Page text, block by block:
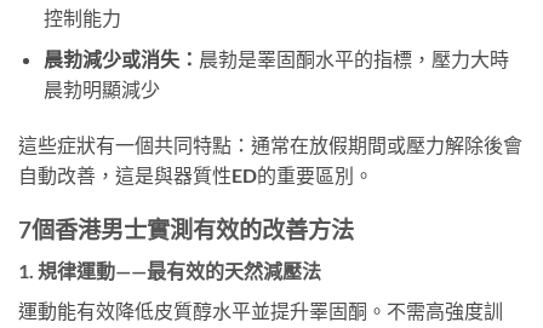
控制能力
晨勃減少或消失： 晨勃是睪固酮水平的指標，壓力大時
晨勃明顯減少
這些症狀有一個共同特點：通常在放假期間或壓力解除後會
自動改善，這是與器質性ED的重要區別。
7個香港男士實測有效的改善方法
1. 規律運動——最有效的天然減壓法
運動能有效降低皮質醇水平並提升睪固酮。不需高強度訓